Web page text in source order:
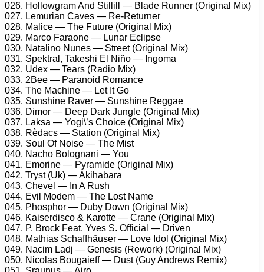
026. Hollowgram And Stillill — Blade Runner (Original Mix)
027. Lemurian Caves — Re-Returner
028. Malice — The Future (Original Mix)
029. Marco Faraone — Lunar Eclipse
030. Natalino Nunes — Street (Original Mix)
031. Spektral, Takeshi El Niño — Ingoma
032. Udex — Tears (Radio Mix)
033. 2Bee — Paranoid Romance
034. The Machine — Let It Go
035. Sunshine Raver — Sunshine Reggae
036. Dimor — Deep Dark Jungle (Original Mix)
037. Laksa — Yogi\’s Choice (Original Mix)
038. Rèdacs — Station (Original Mix)
039. Soul Of Noise — The Mist
040. Nacho Bolognani — You
041. Emorine — Pyramide (Original Mix)
042. Tryst (Uk) — Akihabara
043. Chevel — In A Rush
044. Evil Modem — The Lost Name
045. Phosphor — Duby Down (Original Mix)
046. Kaiserdisco & Karotte — Crane (Original Mix)
047. P. Brock Feat. Yves S. Official — Driven
048. Mathias Schaffhäuser — Love Idol (Original Mix)
049. Nacim Ladj — Genesis (Rework) (Original Mix)
050. Nicolas Bougaieff — Dust (Guy Andrews Remix)